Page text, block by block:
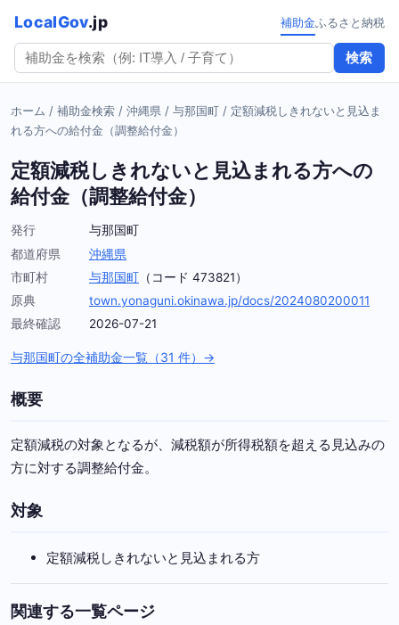
LocalGov.jp
検索
補助金ふるさと納税
ホーム / 補助金検索 / 沖縄県 / 与那国町 / 定額減税しきれないと見込ま
れる方への給付金（調整給付金）
定額減税しきれないと見込まれる方への
給付金（調整給付金）
発行
与那国町
都道府県
沖縄県
市町村
与那国町 （コード 473821）
原典
town.yonaguni.okinawa.jp/docs/2024080200011
最終確認
2026-07-21
与那国町の全補助金一覧（31 件）→
概要
定額減税の対象となるが、減税額が所得税額を超える見込みの
方に対する調整給付金。
対象
定額減税しきれないと見込まれる方
関連する一覧ページ